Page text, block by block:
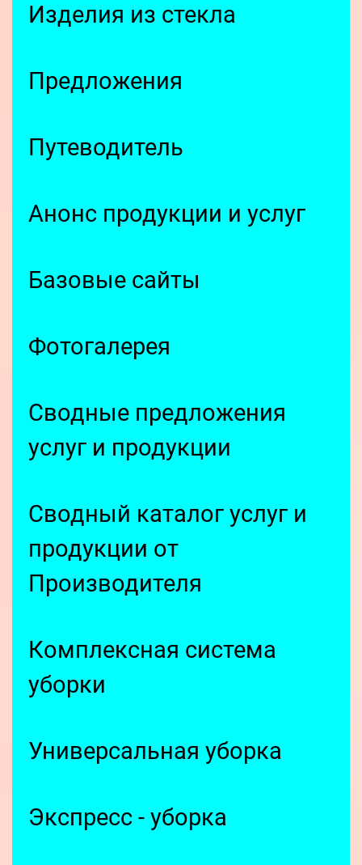
Изделия из стекла
Предложения
Путеводитель
Анонс продукции и услуг
Базовые сайты
Фотогалерея
Сводные предложения
услуг и продукции
Сводный каталог услуг и
продукции от
Производителя
Комплексная система
уборки
Универсальная уборка
Экспресс - уборка